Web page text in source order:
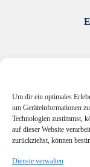
Um dir ein optimales
um Geräteinformationen
Technologien zustimmst,
auf dieser Website
zurückziehst, können
Dienste verwalten